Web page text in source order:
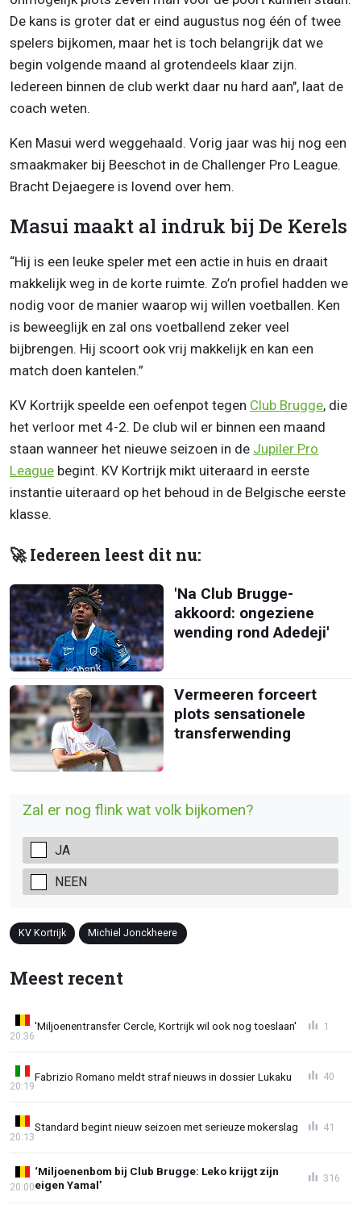
De kans is groter dat er eind augustus nog één of twee
spelers bijkomen, maar het is toch belangrijk dat we
begin volgende maand al grotendeels klaar zijn.
Iedereen binnen de club werkt daar nu hard aan", laat de
coach weten.
Ken Masui werd weggehaald. Vorig jaar was hij nog een
smaakmaker bij Beeschot in de Challenger Pro League.
Bracht Dejaegere is lovend over hem.
Masui maakt al indruk bij De Kerels
“Hij is een leuke speler met een actie in huis en draait
makkelijk weg in de korte ruimte. Zo’n profiel hadden we
nodig voor de manier waarop wij willen voetballen. Ken
is beweeglijk en zal ons voetballend zeker veel
bijbrengen. Hij scoort ook vrij makkelijk en kan een
match doen kantelen.”
KV Kortrijk speelde een oefenpot tegen Club Brugge, die
het verloor met 4-2. De club wil er binnen een maand
staan wanneer het nieuwe seizoen in de Jupiler Pro
League begint. KV Kortrijk mikt uiteraard in eerste
instantie uiteraard op het behoud in de Belgische eerste
klasse.
🚀 Iedereen leest dit nu:
'Na Club Brugge-
akkoord: ongeziene
wending rond Adedeji'
Vermeeren forceert
plots sensationele
transferwending
Zal er nog flink wat volk bijkomen?
JA
NEEN
KV Kortrijk Michiel Jonckheere
Meest recent
'Miljoenentransfer Cercle, Kortrijk wil ook nog toeslaan'
20:36
1
Fabrizio Romano meldt straf nieuws in dossier Lukaku
20:19
40
Standard begint nieuw seizoen met serieuze mokerslag
20:13
41
‘Miljoenenbom bij Club Brugge: Leko krijgt zijn
eigen Yamal’
20:00
316